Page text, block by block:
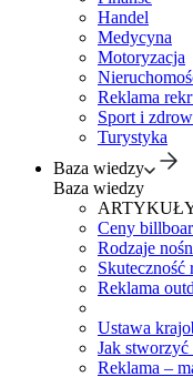
Handel
Medycyna
Motoryzacja
Reklama
Sport i
Turystyka
Baza wiedzy
Baza wiedzy
Ceny
Rodzaje
Reklama
Ustawa
Jak
Reklama –